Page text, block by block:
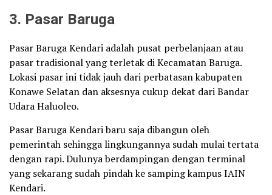
3. Pasar Baruga
Pasar Baruga Kendari adalah pusat perbelanjaan atau
pasar tradisional yang terletak di Kecamatan Baruga.
Lokasi pasar ini tidak jauh dari perbatasan kabupaten
Konawe Selatan dan aksesnya cukup dekat dari Bandar
Udara Haluoleo.
Pasar Baruga Kendari baru saja dibangun oleh
pemerintah sehingga lingkungannya sudah mulai tertata
dengan rapi. Dulunya berdampingan dengan terminal
yang sekarang sudah pindah ke samping kampus IAIN
Kendari.